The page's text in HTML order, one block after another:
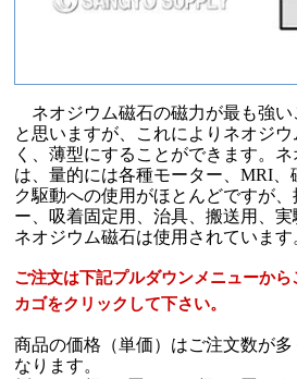
ネオジウム磁石の磁力が最も強い
と思いますが、これによりネオジ
く、薄型にすることができます。
は、量的には各種モーター、MRI、
ク駆動への使用がほとんどですが
ー、吸着固定用、治具、搬送用、
ネオジウム磁石は使用されています
ご注文は下記プルダウンメニューか
カゴをクリックして下さい。
商品の価格（単価）はご注文数が多
なります。